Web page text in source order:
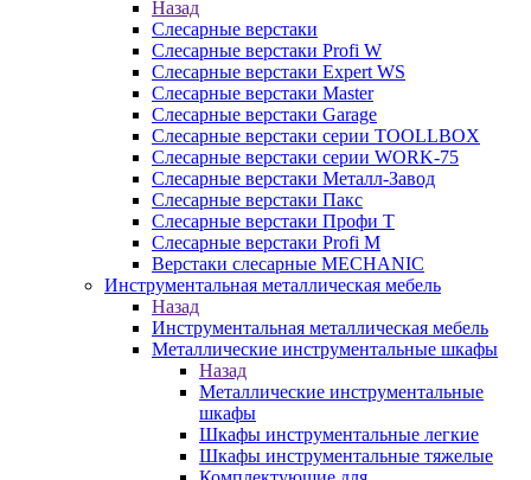
Назад
Слесарные верстаки
Слесарные верстаки Profi W
Слесарные верстаки Expert WS
Слесарные верстаки Master
Слесарные верстаки Garage
Слесарные верстаки серии TOOLLBOX
Слесарные верстаки серии WORK-75
Слесарные верстаки Металл-Завод
Слесарные верстаки Пакс
Слесарные верстаки Профи Т
Слесарные верстаки Profi M
Верстаки слесарные MECHANIC
Инструментальная металлическая мебель
Назад
Инструментальная металлическая мебель
Металлические инструментальные шкафы
Назад
Металлические инструментальные
шкафы
Шкафы инструментальные легкие
Шкафы инструментальные тяжелые